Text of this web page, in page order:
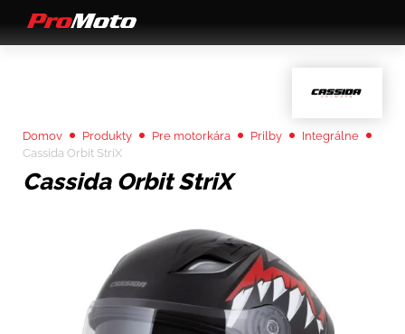
Domov Produkty Pre motorkára Prilby
Integrálne
Cassida Orbit StriX
Cassida Orbit StriX